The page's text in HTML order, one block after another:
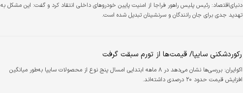
دنیای‌اقتصاد: رئیس پلیس راهور فراجا از امنیت پایین خودروهای داخلی انتقاد کرد و گفت: این مشکل به
تهدید جدی برای جان رانندگان و سرنشینان تبدیل شده است.
رکوردشکنی سایپا/ قیمت‌ها از تورم سبقت گرفت
اکوایران:
بررسی‌ها نشان می‌دهد در ۸ ماهه ابتدایی امسال پنج نوع از محصولات سایپا به‌طور میانگین
افزایش قیمت حدود ۲۰ درصدی داشته‌اند.